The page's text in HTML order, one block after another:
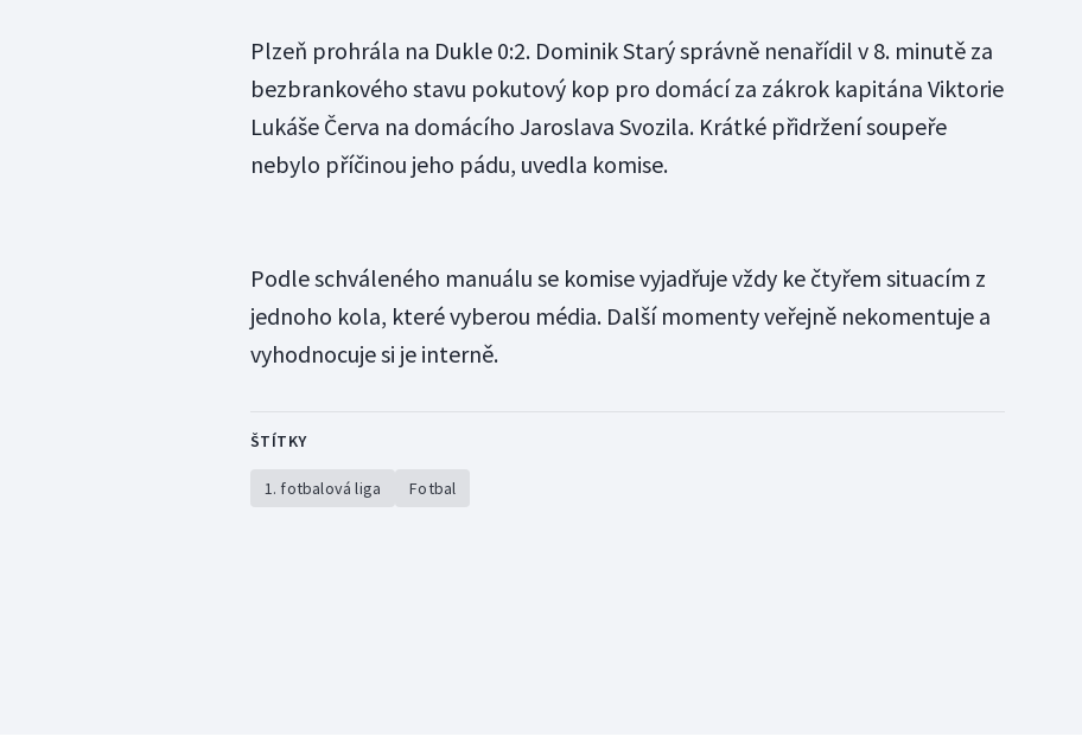
Plzeň prohrála na Dukle 0:2. Dominik Starý správně nenařídil v 8. minutě za
bezbrankového stavu pokutový kop pro domácí za zákrok kapitána Viktorie
Lukáše Červa na domácího Jaroslava Svozila. Krátké přidržení soupeře
nebylo příčinou jeho pádu, uvedla komise.
Podle schváleného manuálu se komise vyjadřuje vždy ke čtyřem situacím z
jednoho kola, které vyberou média. Další momenty veřejně nekomentuje a
vyhodnocuje si je interně.
ŠTÍTKY
1. fotbalová liga Fotbal